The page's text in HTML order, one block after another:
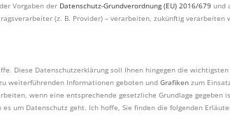
Vorgaben der Datenschutz-Grundverordnung (EU) 2016/679 und
(z. B. Provider) – verarbeiten, zukünftig
Diese Datenschutzerklärung soll Ihnen hingegen die
weiterführenden Informationen geboten und Grafiken zum
wenn eine entsprechende gesetzliche Grundlage
um Datenschutz geht. Ich hoffe, Sie finden die folgenden